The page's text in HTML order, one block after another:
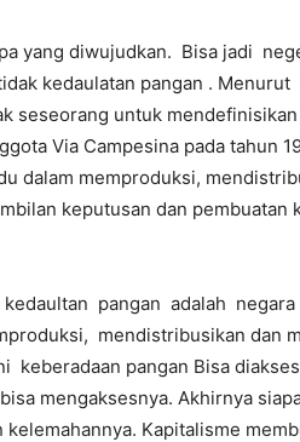
yang diwujudkan. Bisa jadi
kedaulatan pangan .
seseorang untuk
Via Campesina pada tahun
dalam memproduksi,
keputusan dan pembuatan
pangan adalah
mendistribusikan dan
keberadaan pangan Bisa
mengaksesnya. Akhirnya
Kapitalisme